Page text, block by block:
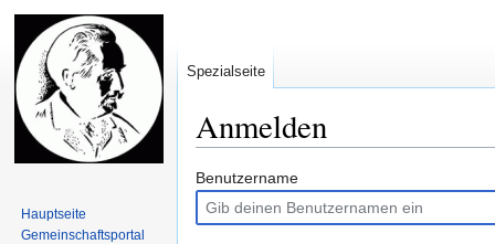
Anmelden
Zur
Navigation
springen
Zur
Suche
springen
Benutzername
Spezialseite
Hauptseite
Gemeinschafts­portal